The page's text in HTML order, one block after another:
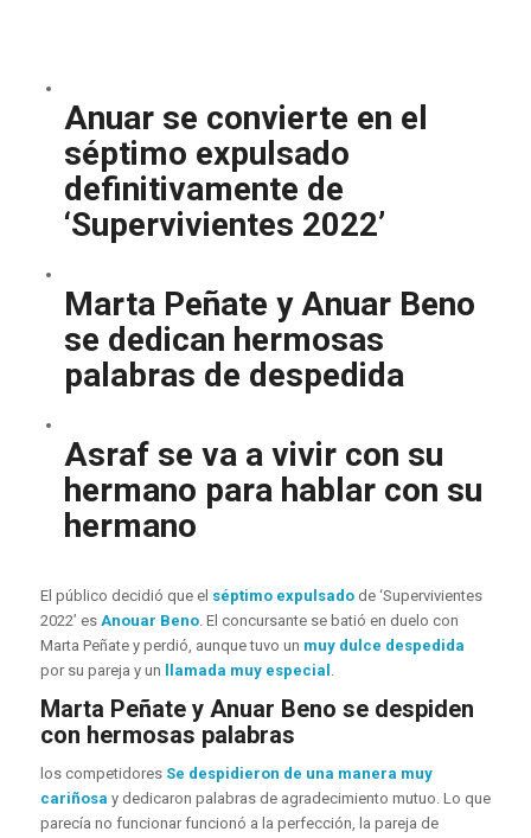
Anuar se convierte en el
séptimo expulsado
definitivamente de
‘Supervivientes 2022’
Marta Peñate y Anuar Beno
se dedican hermosas
palabras de despedida
Asraf se va a vivir con su
hermano para hablar con su
hermano
El público decidió que el séptimo expulsado de ‘Supervivientes
2022’ es Anouar Beno. El concursante se batió en duelo con
Marta Peñate y perdió, aunque tuvo un muy dulce despedida
por su pareja y un
llamada muy especial .
Marta Peñate y Anuar Beno se despiden
con hermosas palabras
los competidoresSe despidieron de una manera muy
cariñosa y dedicaron palabras de agradecimiento mutuo. Lo que
parecía no funcionar funcionó a la perfección, la pareja de